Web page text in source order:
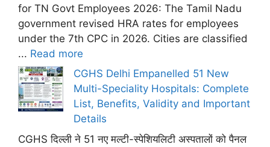
for TN Govt Employees 2026: The Tamil Nadu
government revised HRA rates for employees
under the 7th CPC in 2026. Cities are classified
... Read more
CGHS Delhi Empanelled 51 New
Multi-Speciality Hospitals: Complete
List, Benefits, Validity and Important
Details
CGHS दिल्ली ने 51 नए मल्टी-स्पेशियलिटी अस्पतालों को पैनल